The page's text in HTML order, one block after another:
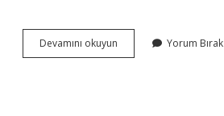
Devamını okuyun
Güzel
Yorum Bırak